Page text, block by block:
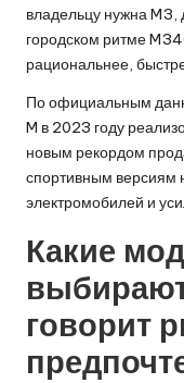
владельцу нужна
городском ритме
рациональнее,
По официальным
M в 2023 году
новым рекордом
спортивным версиям
электромобилей и
Какие
говорит